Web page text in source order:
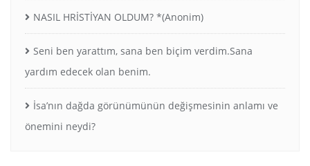
NASIL HRİSTİYAN OLDUM? *(Anonim)
Seni ben yarattım, sana ben biçim verdim.Sana
yardım edecek olan benim.
İsa’nın dağda görünümünün değişmesinin anlamı ve
önemini neydi?